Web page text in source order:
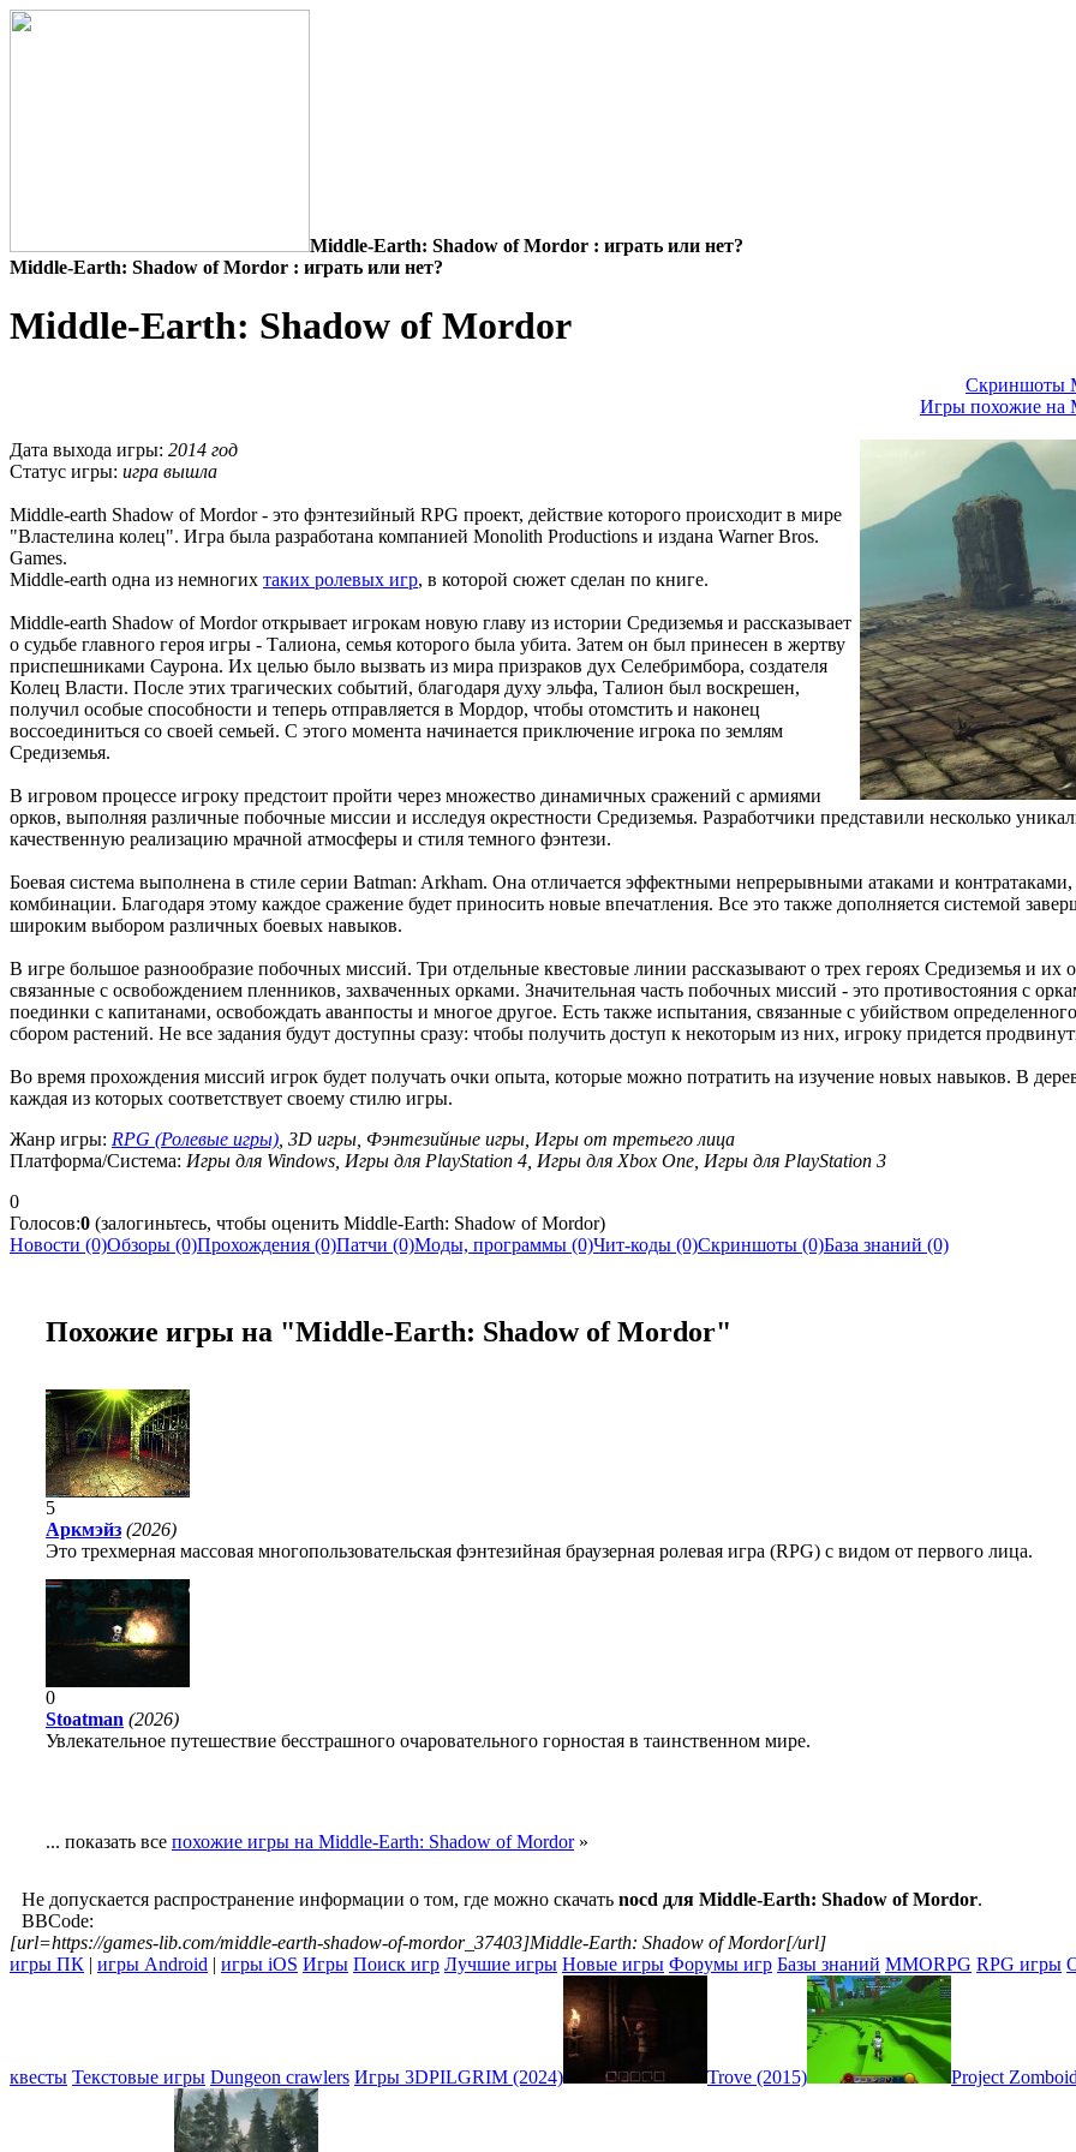
Middle-Earth: Shadow of Mordor : играть или нет?
Middle-Earth: Shadow of Mordor : играть или нет?
Middle-Earth: Shadow of Mordor
Скриншоты
Игры похожие на
Дата выхода игры: 2014 год
Статус игры: игра вышла
Middle-earth Shadow of Mordor - это фэнтезийный RPG проект, действие которого происходит в мире
"Властелина колец". Игра была разработана компанией Monolith Productions и издана Warner Bros.
Games.
Middle-earth одна из немногих таких ролевых игр, в которой сюжет сделан по книге.
Middle-earth Shadow of Mordor открывает игрокам новую главу из истории Средиземья и рассказывает
о судьбе главного героя игры - Талиона, семья которого была убита. Затем он был принесен в жертву
приспешниками Саурона. Их целью было вызвать из мира призраков дух Селебримбора, создателя
Колец Власти. После этих трагических событий, благодаря духу эльфа, Талион был воскрешен,
получил особые способности и теперь отправляется в Мордор, чтобы отомстить и наконец
воссоединиться со своей семьей. С этого момента начинается приключение игрока по землям
Средиземья.
В игровом процессе игроку предстоит пройти через множество динамичных сражений с армиями
орков, выполняя различные побочные миссии и исследуя окрестности Средиземья. Разработчики представили несколько
качественную реализацию мрачной атмосферы и стиля темного фэнтези.
Боевая система выполнена в стиле серии Batman: Arkham. Она отличается эффектными непрерывными атаками и
комбинации. Благодаря этому каждое сражение будет приносить новые впечатления. Все это также дополняется системой
широким выбором различных боевых навыков.
В игре большое разнообразие побочных миссий. Три отдельные квестовые линии рассказывают о трех героях Средиземья и их
связанные с освобождением пленников, захваченных орками. Значительная часть побочных миссий - это противостояния с
поединки с капитанами, освобождать аванпосты и многое другое. Есть также испытания, связанные с убийством
сбором растений. Не все задания будут доступны сразу: чтобы получить доступ к некоторым из них, игроку придется
Во время прохождения миссий игрок будет получать очки опыта, которые можно потратить на изучение новых навыков. В
каждая из которых соответствует своему стилю игры.
Жанр игры: RPG (Ролевые игры) , 3D игры, Фэнтезийные игры, Игры от третьего лица
Платформа/Система: Игры для Windows, Игры для PlayStation 4, Игры для Xbox One, Игры для PlayStation 3
0
Голосов:0 (залогиньтесь, чтобы оценить Middle-Earth: Shadow of Mordor)
Новости (0)Обзоры (0)Прохождения (0)Патчи (0)Моды, программы (0)Чит-коды (0)Скриншоты (0)База знаний (0)
Похожие игры на "Middle-Earth: Shadow of Mordor"
5
Аркмэйз (2026)
Это трехмерная массовая многопользовательская фэнтезийная браузерная ролевая игра (RPG) с видом от первого лица.
0
Stoatman (2026)
Увлекательное путешествие бесстрашного очаровательного горностая в таинственном мире.
... показать все похожие игры на Middle-Earth: Shadow of Mordor»
Не допускается распространение информации о том, где можно скачать nocd для Middle-Earth: Shadow of Mordor.
BBCode:
[url=https://games-lib.com/middle-earth-shadow-of-mordor_37403]Middle-Earth: Shadow of Mordor[/url]
игры ПК | игры Android | игры iOS Игры Поиск игр Лучшие игры Новые игры Форумы игр Базы знаний MMORPG RPG игры
квесты Текстовые игры Dungeon crawlers Игры 3DPILGRIM (2024) Trove (2015) Project